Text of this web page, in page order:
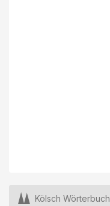
Kölsch Wörterbuch